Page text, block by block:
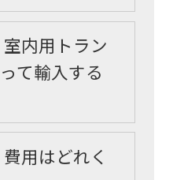
内用トラン
て輸入する
用はどれく